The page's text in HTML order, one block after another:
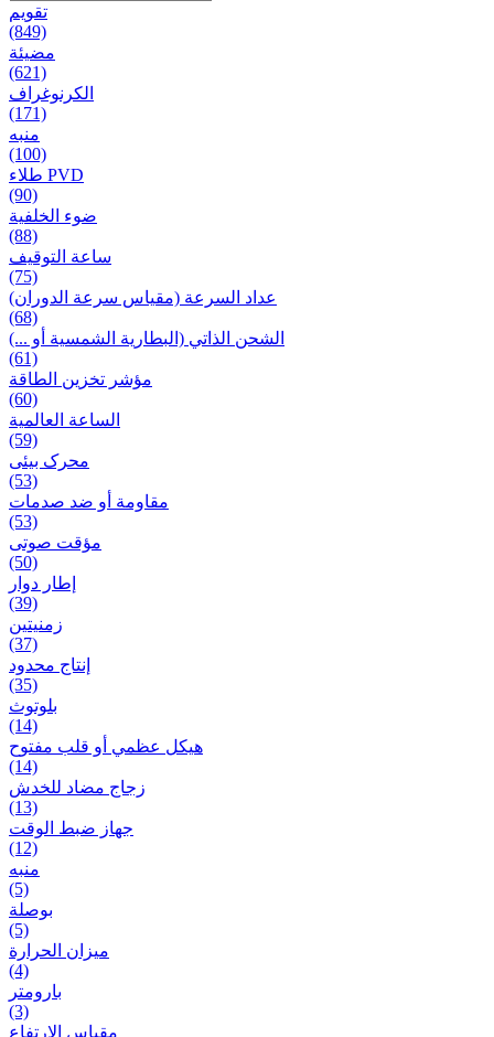
تقويم
(849)
مضيئة
(621)
الكرنوغراف
(171)
منبه
(100)
طلاء PVD
(90)
ضوء الخلفية
(88)
ساعة التوقيف
(75)
عداد السرعة (مقياس سرعة الدوران)
(68)
الشحن الذاتي (البطارية الشمسية أو ...)
(61)
مؤشر تخزين الطاقة
(60)
الساعة العالمية
(59)
محرک بیئی
(53)
مقاومة أو ضد صدمات
(53)
مؤقت صوتی
(50)
إطار دوار
(39)
زمنیتین
(37)
إنتاج محدود
(35)
بلوتوث
(14)
هيكل عظمي أو قلب مفتوح
(14)
زجاج مضاد للخدش
(13)
جهاز ضبط الوقت
(12)
منبه
(5)
بوصلة
(5)
ميزان الحرارة
(4)
بارومتر
(3)
مقياس الارتفاع